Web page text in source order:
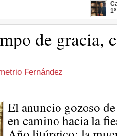
de gracia,
Fernández
El anuncio gozoso
en camino hacia la